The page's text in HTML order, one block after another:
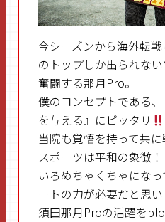
今シーズンから海外転
のトップしか出られな
奮闘する那月Pro。
僕のコンセプトである
を与える』にピッタリ
当院も覚悟を持って共に
スポーツは平和の象徴
いろめちゃくちゃにな
ートの力が必要だと思い
須田那月Proの活躍を